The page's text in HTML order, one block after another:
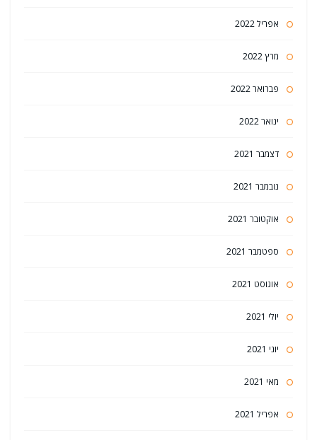
אפריל 2022
מרץ 2022
פברואר 2022
ינואר 2022
דצמבר 2021
נובמבר 2021
אוקטובר 2021
ספטמבר 2021
אוגוסט 2021
יולי 2021
יוני 2021
מאי 2021
אפריל 2021